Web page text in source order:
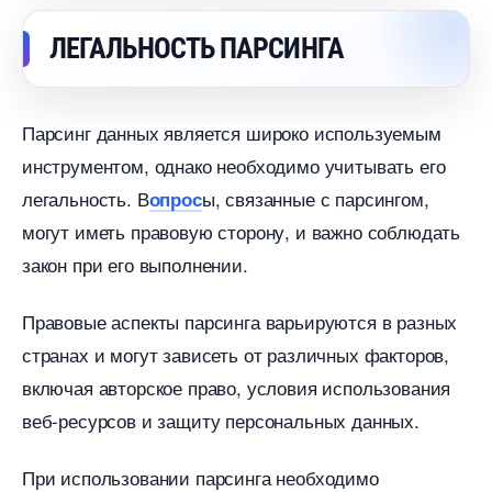
ЛЕГАЛЬНОСТЬ ПАРСИНГА
Парсинг данных является широко используемым
инструментом, однако необходимо учитывать его
легальность.​опросы, связанные с парсингом,
могут иметь правовую сторону, и важно соблюдать
закон при его выполнении.​
Правовые аспекты парсинга варьируются в разных
странах и могут зависеть от различных факторов,
ключая авторское право, условия использования
еб-ресурсов и защиту персональных данных.​
При использовании парсинга необходимо